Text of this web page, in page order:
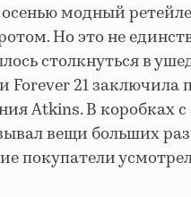
модный
Но это не
столкнуться в
Forever 21 заключила
Atkins. В коробках
вещи больших
покупатели